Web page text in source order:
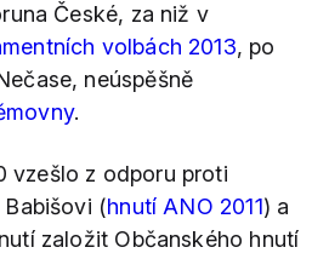
České, za niž v
volbách 2013, po
neúspěšně
.
vzešlo z odporu proti
(hnutí ANO 2011) a
založit Občanského hnutí